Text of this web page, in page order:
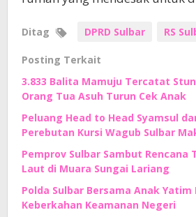
Ditag DPRD Sulbar RS
Posting Terkait
3.833 Balita Mamuju Tercatat
Orang Tua Asuh Turun Cek Anak
Peluang Head to Head Syamsul
Perebutan Kursi Wagub Sulbar
Pemprov Sulbar Sambut Rencana
Laut di Muara Sungai Lariang
Polda Sulbar Bersama Anak Yatim
Keberkahan Keamanan Negeri